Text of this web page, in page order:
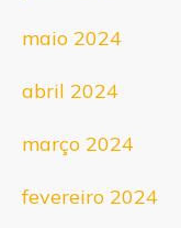
maio 2024
abril 2024
março 2024
fevereiro 2024